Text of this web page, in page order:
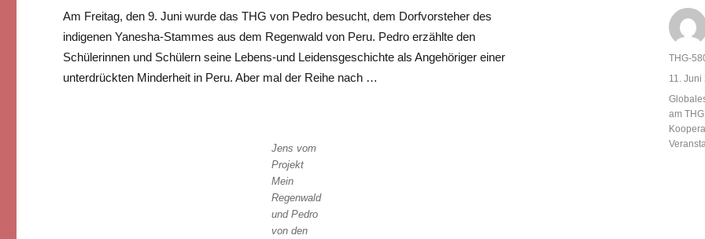
Am Freitag, den 9. Juni wurde das THG von Pedro besucht, dem Dorfvorsteher des
indigenen Yanesha-Stammes aus dem Regenwald von Peru. Pedro erzählte den
Schülerinnen und Schülern seine Lebens-und Leidensgeschichte als Angehöriger einer
unterdrückten Minderheit in Peru. Aber mal der Reihe nach …
Jens vom
Projekt
Mein
Regenwald
und Pedro
von den
Autor
THG-
am
11. Juni
am THG